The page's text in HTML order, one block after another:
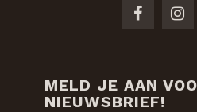
MELD JE AAN
NIEUWSBRIEF!